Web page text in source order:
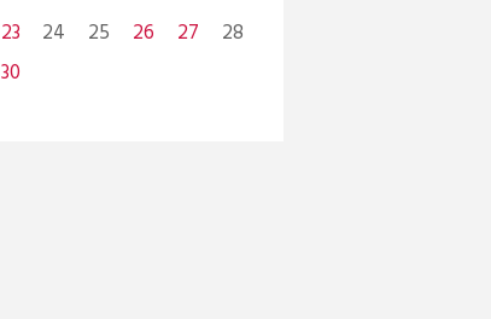
23 24 25 26 27
28
30